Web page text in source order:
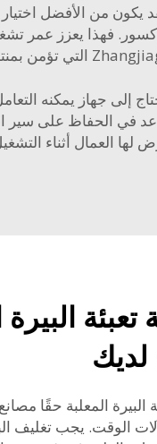
من الأفضل اختيار
فهذا يعزز عمر
إلى جهاز يمكنه
في الحفاظ على سير
العمال أثناء
البيرة
لديك
المعلبة حقًا
الوقت. يجب تغليف